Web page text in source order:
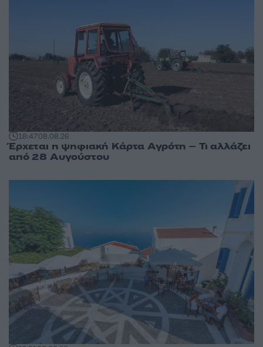
18:4708.08.26
Έρχεται η ψηφιακή Κάρτα Αγρότη – Τι αλλάζει
από 28 Αυγούστου